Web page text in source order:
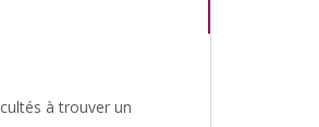
à trouver un